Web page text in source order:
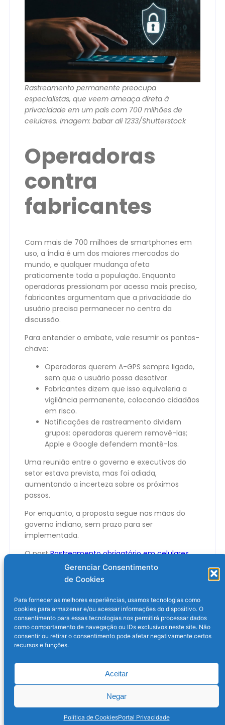
Gerenciar Consentimento
de Cookies
Para fornecer as melhores experiências, usamos tecnologias como
cookies para armazenar e/ou acessar informações do dispositivo. O
consentimento para essas tecnologias nos permitirá processar dados
como comportamento de navegação ou IDs exclusivos neste site. Não
consentir ou retirar o consentimento pode afetar negativamente certos
recursos e funções.
Aceitar
Negar
Política de CookiesPortal Privacidade
Rastreamento permanente preocupa
especialistas, que veem ameaça direta à
privacidade em um país com 700 milhões de
celulares. Imagem: babar ali 1233/Shutterstock
Operadoras
contra
fabricantes
Com mais de 700 milhões de smartphones em
uso, a Índia é um dos maiores mercados do
mundo, e qualquer mudança afeta
praticamente toda a população. Enquanto
operadoras pressionam por acesso mais preciso,
fabricantes argumentam que a privacidade do
usuário precisa permanecer no centro da
discussão.
Para entender o embate, vale resumir os pontos-
chave:
Operadoras querem A-GPS sempre ligado,
sem que o usuário possa desativar.
Fabricantes dizem que isso equivaleria a
vigilância permanente, colocando cidadãos
em risco.
Notificações de rastreamento dividem
grupos: operadoras querem removê-las;
Apple e Google defendem mantê-las.
Uma reunião entre o governo e executivos do
setor estava prevista, mas foi adiada,
aumentando a incerteza sobre os próximos
passos.
Por enquanto, a proposta segue nas mãos do
governo indiano, sem prazo para ser
implementada.
O postRastreamento obrigatório em celulares
causa confronto entre operadoras e big techs na
apareceu primeiro em